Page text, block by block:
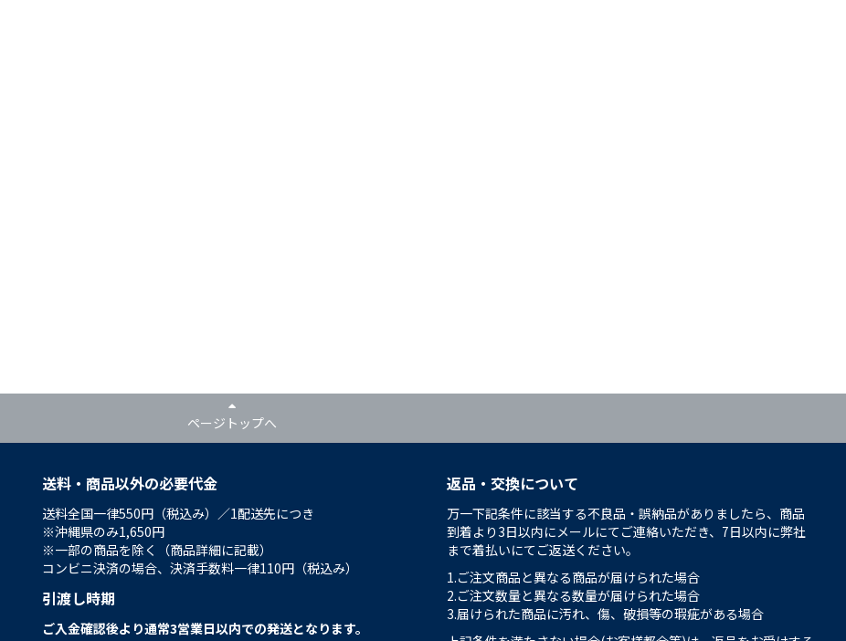
ページトップへ
送料・商品以外の必要代金
送料全国一律550円（税込み）／1配送先につき
※沖縄県のみ1,650円
※一部の商品を除く（商品詳細に記載）
コンビニ決済の場合、決済手数料一律110円（税込み）
引渡し時期
ご入金確認後より通常3営業日以内での発送となります。
返品・交換について
万一下記条件に該当する不良品・誤納品がありましたら、商品
到着より3日以内にメールにてご連絡いただき、7日以内に弊社
まで着払いにてご返送ください。
1.ご注文商品と異なる商品が届けられた場合
2.ご注文数量と異なる数量が届けられた場合
3.届けられた商品に汚れ、傷、破損等の瑕疵がある場合